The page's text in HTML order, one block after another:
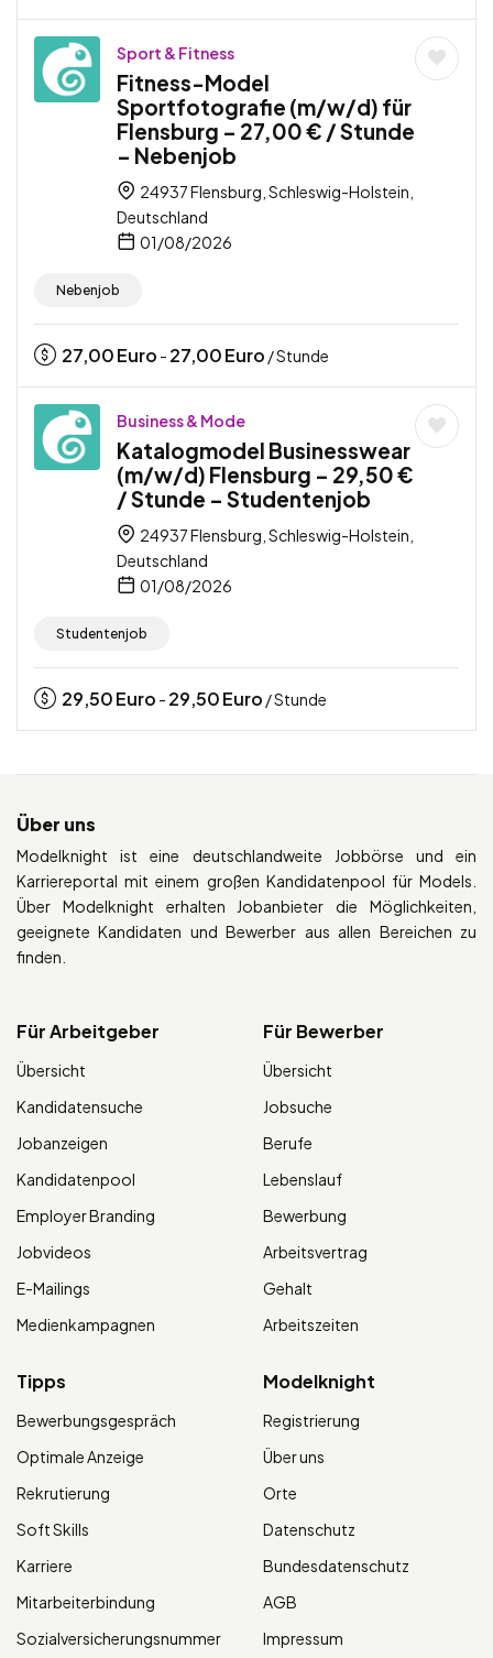
Sport & Fitness
Fitness-Model
Sportfotografie (m/w/d) für
Flensburg – 27,00 € / Stunde
– Nebenjob
24937 Flensburg, Schleswig-Holstein,
Deutschland
01/08/2026
Nebenjob
27,00Euro - 27,00Euro / Stunde
Business & Mode
Katalogmodel Businesswear
(m/w/d) Flensburg – 29,50 €
/ Stunde – Studentenjob
24937 Flensburg, Schleswig-Holstein,
Deutschland
01/08/2026
Studentenjob
29,50Euro - 29,50Euro / Stunde
Über uns
Modelknight ist eine deutschlandweite Jobbörse und ein
Karriereportal mit einem großen Kandidatenpool für Models.
Über Modelknight erhalten Jobanbieter die Möglichkeiten,
geeignete Kandidaten und Bewerber aus allen Bereichen zu
finden.
Für Arbeitgeber
Übersicht
Kandidatensuche
Jobanzeigen
Kandidatenpool
Employer Branding
Jobvideos
E-Mailings
Medienkampagnen
Für Bewerber
Übersicht
Jobsuche
Berufe
Lebenslauf
Bewerbung
Arbeitsvertrag
Gehalt
Arbeitszeiten
Tipps
Bewerbungsgespräch
Optimale Anzeige
Rekrutierung
Soft Skills
Karriere
Mitarbeiterbindung
Sozialversicherungsnummer
Modelknight
Registrierung
Über uns
Orte
Datenschutz
Bundesdatenschutz
AGB
Impressum